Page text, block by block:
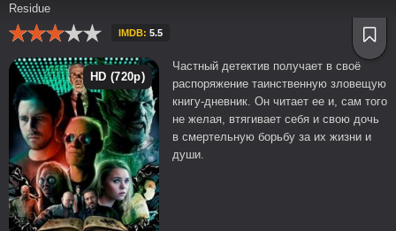
Residue
IMDB: 5.5
HD (720p)
Частный детектив получает в своё
распоряжение таинственную зловещую
книгу-дневник. Он читает ее и, сам того
не желая, втягивает себя и свою дочь
в смертельную борьбу за их жизни и
души.